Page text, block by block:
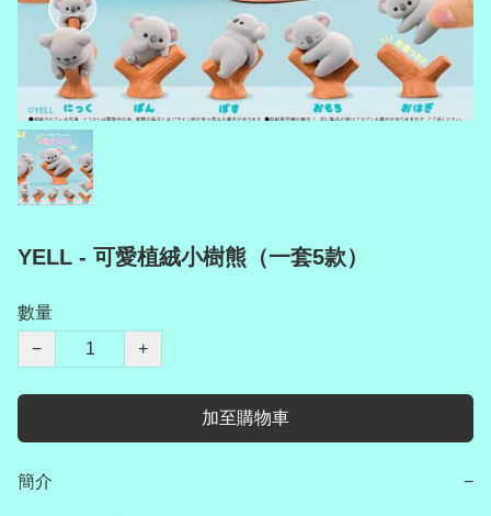
YELL - 可愛植絨小樹熊（一套5款）
數量
−
+
加至購物車
簡介 −